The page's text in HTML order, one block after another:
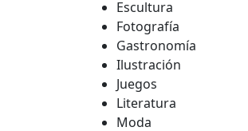
Escultura
Fotografía
Gastronomía
Ilustración
Juegos
Literatura
Moda